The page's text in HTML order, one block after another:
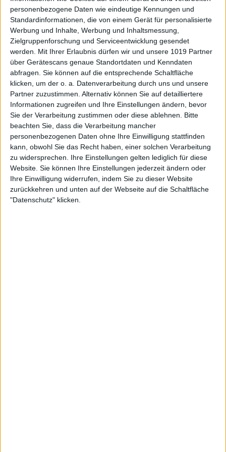
personenbezogene Daten wie eindeutige Kennungen und
Standardinformationen, die von einem Gerät für personalisierte
Werbung und Inhalte, Werbung und Inhaltsmessung,
Zielgruppenforschung und Serviceentwicklung gesendet
werden.
Mit Ihrer Erlaubnis dürfen wir und unsere 1019 Partner
über Gerätescans genaue Standortdaten und Kenndaten
abfragen. Sie können auf die entsprechende Schaltfläche
klicken, um der o. a. Datenverarbeitung durch uns und unsere
Partner zuzustimmen. Alternativ können Sie auf detailliertere
Informationen zugreifen und Ihre Einstellungen ändern, bevor
Sie der Verarbeitung zustimmen oder diese ablehnen.
Bitte
beachten Sie, dass die Verarbeitung mancher
personenbezogenen Daten ohne Ihre Einwilligung stattfinden
kann, obwohl Sie das Recht haben, einer solchen Verarbeitung
zu widersprechen. Ihre Einstellungen gelten lediglich für diese
Website. Sie können Ihre Einstellungen jederzeit ändern oder
Ihre Einwilligung widerrufen, indem Sie zu dieser Website
zurückkehren und unten auf der Webseite auf die Schaltfläche
"Datenschutz" klicken.